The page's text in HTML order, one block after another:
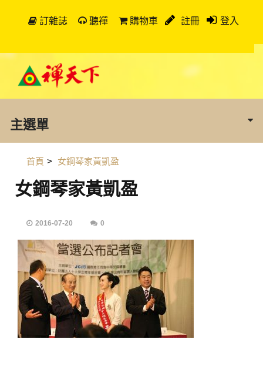
訂雜誌 聽禪 購物車 註冊 登入
主選單
首頁 > 女鋼琴家黃凱盈
女鋼琴家黃凱盈
2016-07-20 0